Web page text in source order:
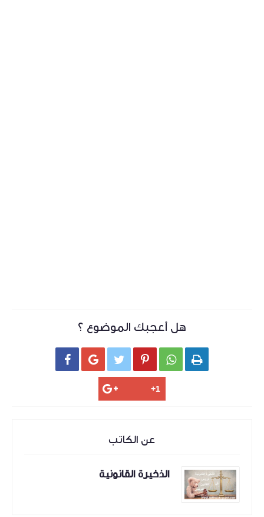
هل أعجبك الموضوع ؟
     
عن الكاتب
الذخيرة القانونية